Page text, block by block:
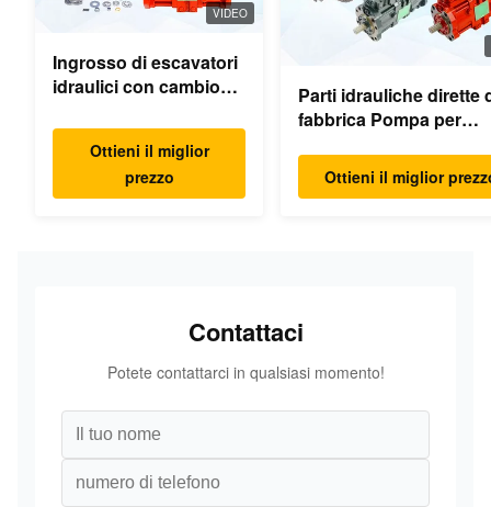
VIDEO
Ingrosso di escavatori
idraulici con cambio
oscillante per Hyundai
Yanmar Komatsu
Hitachi XCMG Liugong
SANY Volvo
Ottieni il miglior
prezzo
Parti idrauliche dirette
fabbrica Pompa per
pompa principale
PC/EX/EC/DH/DX/
Ottieni il miglior
Contattaci
Potete contattarci in qualsiasi momento!